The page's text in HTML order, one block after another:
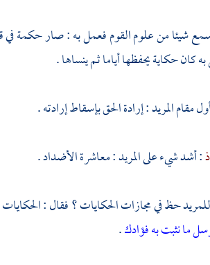
سمع شيئا من علوم القوم فعمل به : صار حكمة
كان حكاية يحفظها أياما ثم ينساها .
مقام المريد : إرادة الحق بإسقاط إرادته .
: أشد شيء على المريد : معاشرة الأضداد .
حظ في مجازات الحكايات ؟ فقال : الحكايات
ما نثبت به فؤادك.